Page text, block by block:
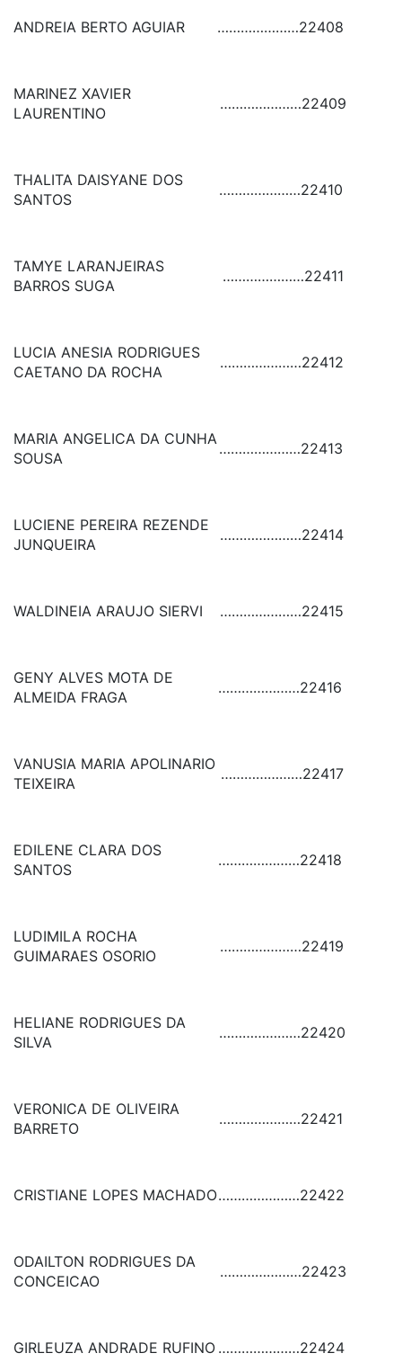
ANDREIA BERTO AGUIAR …………………22408
MARINEZ XAVIER
LAURENTINO
…………………22409
THALITA DAISYANE DOS
SANTOS
…………………22410
TAMYE LARANJEIRAS
BARROS SUGA
…………………22411
LUCIA ANESIA RODRIGUES
CAETANO DA ROCHA
…………………22412
MARIA ANGELICA DA CUNHA
SOUSA
…………………22413
LUCIENE PEREIRA REZENDE
JUNQUEIRA
…………………22414
WALDINEIA ARAUJO SIERVI …………………22415
GENY ALVES MOTA DE
ALMEIDA FRAGA
…………………22416
VANUSIA MARIA APOLINARIO
TEIXEIRA
…………………22417
EDILENE CLARA DOS
SANTOS
…………………22418
LUDIMILA ROCHA
GUIMARAES OSORIO
…………………22419
HELIANE RODRIGUES DA
SILVA
…………………22420
VERONICA DE OLIVEIRA
BARRETO
…………………22421
CRISTIANE LOPES MACHADO…………………22422
ODAILTON RODRIGUES DA
CONCEICAO
…………………22423
GIRLEUZA ANDRADE RUFINO …………………22424